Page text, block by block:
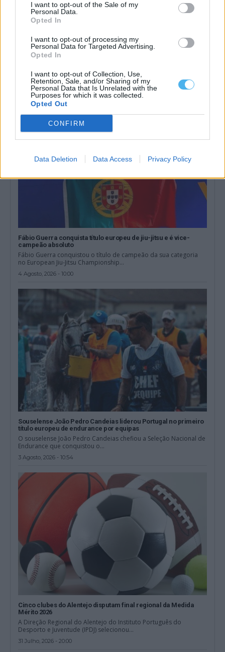
I want to opt-out of the Sale of my
Personal Data.
Opted In
I want to opt-out of processing my
Personal Data for Targeted Advertising.
Opted In
I want to opt-out of Collection, Use,
Retention, Sale, and/or Sharing of my
Personal Data that Is Unrelated with the
Purposes for which it was collected.
Opted Out
CONFIRM
Data Deletion Data Access Privacy Policy
Luís Godinho revela os bastidores da arbitragem internacional
Há muito mais por trás de um árbitro do que os 90 minutos de...
4 Agosto, 2026 - 23:21
Fábio Guerra conquista título europeu de jiu-jitsu e é vice-
campeão absoluto
Fábio Guerra conquistou o título de campeão da sua categoria
no European Jiu-Jitsu Championship...
4 Agosto, 2026 - 10:00
Souselense João Pedro Candeias liderou Portugal no primeiro
título europeu de endurance por equipas
O souselense João Pedro Candeias chefiou a Seleção Nacional de
Endurance que conquistou o...
3 Agosto, 2026 - 10:54
Cinco clubes do Alentejo disputam final regional da Medida
Mérito 2026
A Direção Regional do Alentejo do Instituto Português do
Desporto e Juventude (IPDJ) selecionou...
31 Julho, 2026 - 20:00